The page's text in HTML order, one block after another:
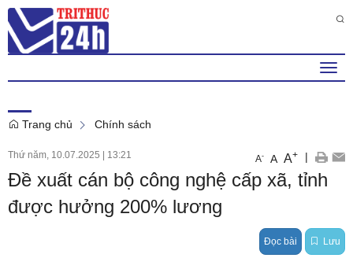
Trang chủ Chính sách
Thứ năm, 10.07.2025 | 13:21 A- A A+ |
Đề xuất cán bộ công nghệ cấp xã, tỉnh
được hưởng 200% lương
Đọc bài Lưu